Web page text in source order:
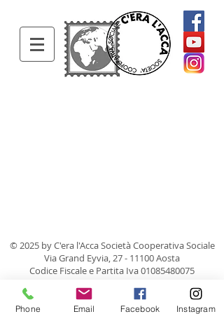
© 2025 by C'era l'Acca Società Cooperativa Sociale
Via Grand Eyvia,27 - 11100Aosta
Codice Fiscale e Partita Iva01085480075
Phone Email Facebook Instagram